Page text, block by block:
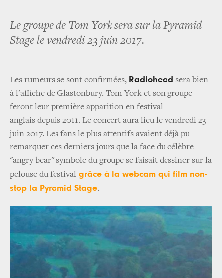
Le groupe de Tom York sera sur la Pyramid
Stage le vendredi 23 juin 2017.
Les rumeurs se sont confirmées, Radiohead sera bien
à l'affiche de Glastonbury. Tom York et son groupe
feront leur première apparition en festival
anglais depuis 2011. Le concert aura lieu le vendredi 23
juin 2017. Les fans le plus attentifs avaient déjà pu
remarquer ces derniers jours que la face du célèbre
"angry bear" symbole du groupe se faisait dessiner sur la
pelouse du festival grâce à la webcam qui film non-
stop la Pyramid Stage.